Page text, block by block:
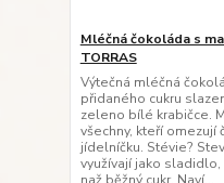
Mléčná čokoláda s
TORRAS
Výtečná mléčná
přidaného cukru
zeleno bílé krabičce.
všechny, kteří omezují
jídelníčku. Stévie?
využívají jako